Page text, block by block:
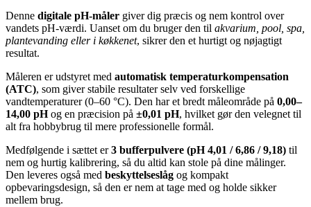
Denne digitale pH-måler giver dig præcis og nem kontrol over
vandets pH-værdi. Uanset om du bruger den til akvarium, pool, spa,
plantevanding eller i køkkenet, sikrer den et hurtigt og nøjagtigt
resultat.
Måleren er udstyret med automatisk temperaturkompensation
(ATC), som giver stabile resultater selv ved forskellige
vandtemperaturer (0–60 °C). Den har et bredt måleområde på 0,00–
14,00 pHog en præcision på ±0,01 pH, hvilket gør den velegnet til
alt fra hobbybrug til mere professionelle formål.
Medfølgende i sættet er3 bufferpulvere (pH 4,01 / 6,86 / 9,18) til
nem og hurtig kalibrering, så du altid kan stole på dine målinger.
Den leveres også med beskyttelseslåg og kompakt
opbevaringsdesign, så den er nem at tage med og holde sikker
mellem brug.